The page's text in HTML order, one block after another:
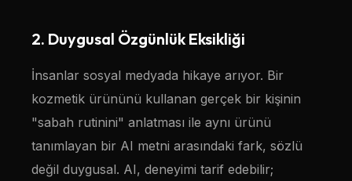
2. Duygusal Özgünlük Eksikliği
İnsanlar sosyal medyada hikaye arıyor. Bir
kozmetik ürününü kullanan gerçek bir kişinin
"sabah rutinini" anlatması ile aynı ürünü
tanımlayan bir AI metni arasındaki fark, sözlü
değil duygusal. AI, deneyimi tarif edebilir;